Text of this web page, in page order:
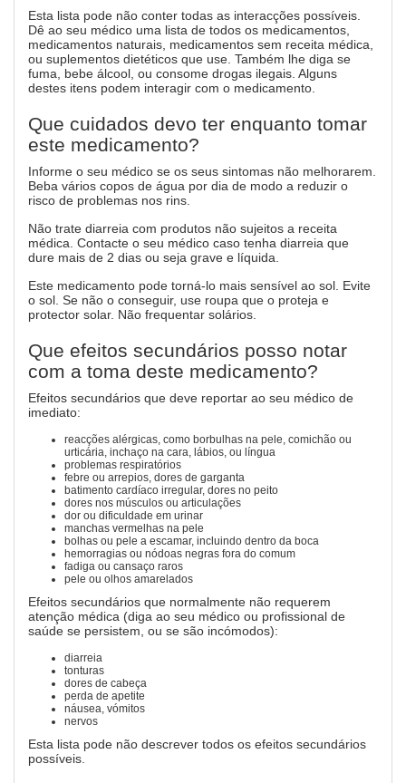
Esta lista pode não conter todas as interacções possíveis.
Dê ao seu médico uma lista de todos os medicamentos,
medicamentos naturais, medicamentos sem receita médica,
ou suplementos dietéticos que use. Também lhe diga se
fuma, bebe álcool, ou consome drogas ilegais. Alguns
destes itens podem interagir com o medicamento.
Que cuidados devo ter enquanto tomar
este medicamento?
Informe o seu médico se os seus sintomas não melhorarem.
Beba vários copos de água por dia de modo a reduzir o
risco de problemas nos rins.
Não trate diarreia com produtos não sujeitos a receita
médica. Contacte o seu médico caso tenha diarreia que
dure mais de 2 dias ou seja grave e líquida.
Este medicamento pode torná-lo mais sensível ao sol. Evite
o sol. Se não o conseguir, use roupa que o proteja e
protector solar. Não frequentar solários.
Que efeitos secundários posso notar
com a toma deste medicamento?
Efeitos secundários que deve reportar ao seu médico de
imediato:
reacções alérgicas, como borbulhas na pele, comichão ou
urticária, inchaço na cara, lábios, ou língua
problemas respiratórios
febre ou arrepios, dores de garganta
batimento cardíaco irregular, dores no peito
dores nos músculos ou articulações
dor ou dificuldade em urinar
manchas vermelhas na pele
bolhas ou pele a escamar, incluindo dentro da boca
hemorragias ou nódoas negras fora do comum
fadiga ou cansaço raros
pele ou olhos amarelados
Efeitos secundários que normalmente não requerem
atenção médica (diga ao seu médico ou profissional de
saúde se persistem, ou se são incómodos):
diarreia
tonturas
dores de cabeça
perda de apetite
náusea, vómitos
nervos
Esta lista pode não descrever todos os efeitos secundários
possíveis.